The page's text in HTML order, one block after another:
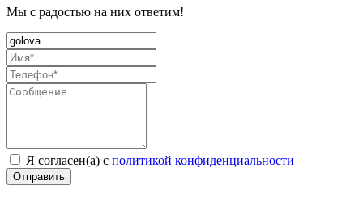
Мы с радостью на них ответим!
Я согласен(а) с политикой конфиденциальности
Отправить